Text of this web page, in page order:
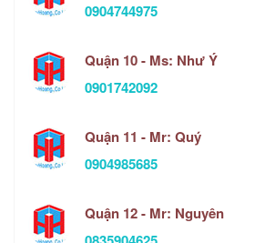
0904744975
Quận 10 - Ms: Như Ý
0901742092
Quận 11 - Mr: Quý
0904985685
Quận 12 - Mr: Nguyên